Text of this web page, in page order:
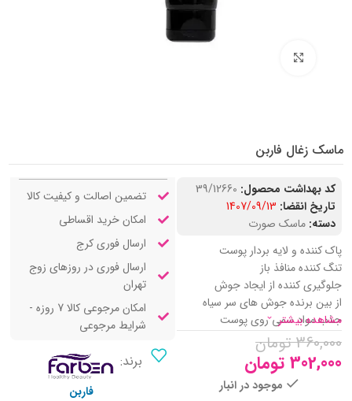
ماسک زغال فاربن
کد بهداشت محصول: 39/12660
تاریخ انقضا: 1407/09/13
دسته: ماسک صورت
پاک کننده و لایه بردار پوست
تنگ کننده منافذ باز
جلوگیری کننده از ایجاد جوش
از بین برنده جوش های سر سیاه
جذب مواد سمی روی پوست
مشاهده بیشتر
360,000 تومان
302,000 تومان
موجود در انبار
تضمین اصالت و کیفیت کالا
امکان خرید اقساطی
ارسال فوری کرج
ارسال فوری در روزهای زوج
تهران
امکان مرجوعی کالا 7 روزه -
شرایط مرجوعی
برند:
فاربن